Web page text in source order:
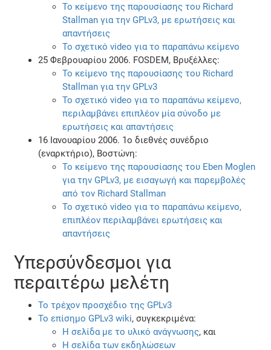
Το κείμενο της παρουσίασης του Richard
Stallman για την GPLv3, με ερωτήσεις και
απαντήσεις
Το σχετικό video για το παραπάνω κείμενο
25 Φεβρουαρίου 2006. FOSDEM, Βρυξέλλες:
Το κείμενο της παρουσίασης του Richard
Stallman για την GPLv3
Το σχετικό video για το παραπάνω κείμενο,
περιλαμβάνει επιπλέον μία σύνοδο με
ερωτήσεις και απαντήσεις
16 Ιανουαρίου 2006. 1ο διεθνές συνέδριο
(εναρκτήριο), Βοστώνη:
Το κείμενο της παρουσίασης του Eben Moglen
για την GPLv3, με εισαγωγή και παρεμβολές
από τον Richard Stallman
Το σχετικό video για το παραπάνω κείμενο,
επιπλέον περιλαμβάνει ερωτήσεις και
απαντήσεις
Υπερσύνδεσμοι για
περαιτέρω μελέτη
Το τρέχον προσχέδιο της GPLv3
Το επίσημο GPLv3 wiki, συγκεκριμένα:
Η σελίδα με το υλικό ανάγνωσης, και
Η σελίδα των εκδηλώσεων